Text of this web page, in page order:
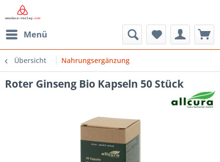
Menü
Übersicht Nahrungsergänzung
Roter Ginseng Bio Kapseln 50 Stück